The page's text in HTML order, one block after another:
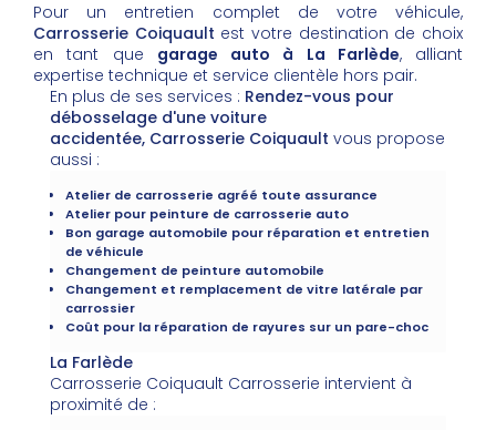
Pour un entretien complet de votre véhicule,
Carrosserie Coiquault est votre destination de choix
en tant que garage auto à La Farlède, alliant
expertise technique et service clientèle hors pair.
En plus de ses services : Rendez-vous pour
débosselage d'une voiture
accidentée, Carrosserie Coiquault vous propose
aussi :
Atelier de carrosserie agréé toute assurance
Atelier pour peinture de carrosserie auto
Bon garage automobile pour réparation et entretien
de véhicule
Changement de peinture automobile
Changement et remplacement de vitre latérale par
carrossier
Coût pour la réparation de rayures sur un pare-choc
La Farlède
Carrosserie Coiquault Carrosserie intervient à
proximité de :